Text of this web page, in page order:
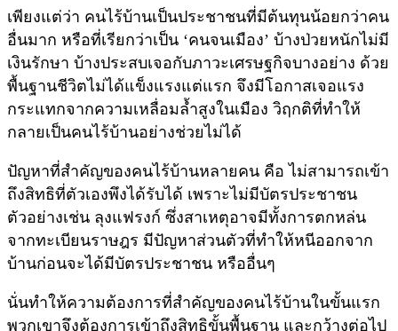
เพียงแต่ว่า คนไร้บ้านเป็นประชาชนที่มีต้นทุนน้อยกว่าคน
อื่นมาก หรือที่เรียกว่าเป็น ‘คนจนเมือง’ บ้างป่วยหนักไม่มี
เงินรักษา บ้างประสบเจอกับภาวะเศรษฐกิจบางอย่าง ด้วย
พื้นฐานชีวิตไม่ได้แข็งแรงแต่แรก จึงมีโอกาสเจอแรง
กระแทกจากความเหลื่อมล้ำสูงในเมือง วิฤกติที่ทำให้
กลายเป็นคนไร้บ้านอย่างช่วยไม่ได้
ปัญหาที่สำคัญของคนไร้บ้านหลายคน คือ ไม่สามารถเข้า
ถึงสิทธิที่ตัวเองพึงได้รับได้ เพราะไม่มีบัตรประชาชน
ตัวอย่างเช่น ลุงแฟรงก์ ซึ่งสาเหตุอาจมีทั้งการตกหล่น
จากทะเบียนราษฎร มีปัญหาส่วนตัวที่ทำให้หนีออกจาก
บ้านก่อนจะได้มีบัตรประชาชน หรืออื่นๆ
นั่นทำให้ความต้องการที่สำคัญของคนไร้บ้านในขั้นแรก
พวกเขาจึงต้องการเข้าถึงสิทธิขั้นพื้นฐาน และกว้างต่อไป